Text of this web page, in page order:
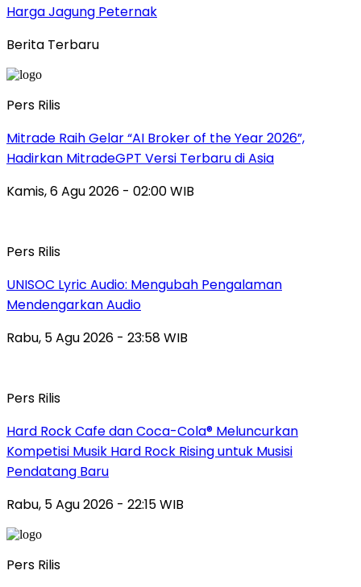
Harga Jagung Peternak
Berita Terbaru
Pers Rilis
Mitrade Raih Gelar “AI Broker of the Year 2026”,
Hadirkan MitradeGPT Versi Terbaru di Asia
Kamis, 6 Agu 2026 - 02:00 WIB
Pers Rilis
UNISOC Lyric Audio: Mengubah Pengalaman
Mendengarkan Audio
Rabu, 5 Agu 2026 - 23:58 WIB
Pers Rilis
Hard Rock Cafe dan Coca-Cola® Meluncurkan
Kompetisi Musik Hard Rock Rising untuk Musisi
Pendatang Baru
Rabu, 5 Agu 2026 - 22:15 WIB
Pers Rilis